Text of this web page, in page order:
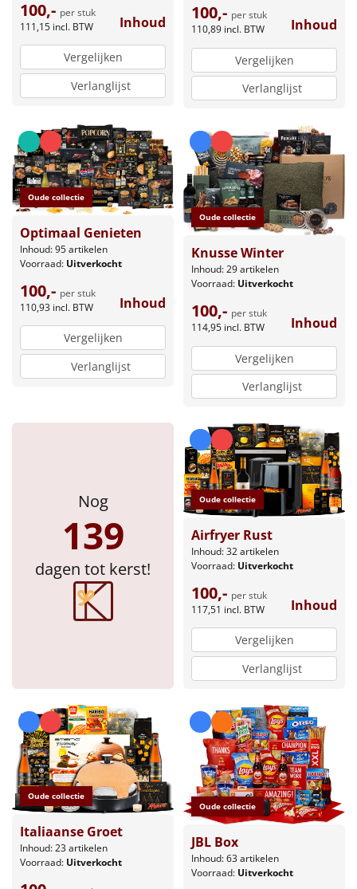
100,- per stuk
111,15 incl. BTW Inhoud
Vergelijken
Verlanglijst
100,- per stuk
110,89 incl. BTW Inhoud
Vergelijken
Verlanglijst
Oude collectie
Optimaal Genieten
Inhoud: 95 artikelen
Voorraad: Uitverkocht
100,- per stuk
110,93 incl. BTW Inhoud
Vergelijken
Verlanglijst
Oude collectie
Knusse Winter
Inhoud: 29 artikelen
Voorraad: Uitverkocht
100,- per stuk
114,95 incl. BTW Inhoud
Vergelijken
Verlanglijst
Nog
139
dagen tot kerst!
Oude collectie
Airfryer Rust
Inhoud: 32 artikelen
Voorraad: Uitverkocht
100,- per stuk
117,51 incl. BTW Inhoud
Vergelijken
Verlanglijst
Oude collectie
Italiaanse Groet
Inhoud: 23 artikelen
Voorraad: Uitverkocht
Oude collectie
JBL Box
Inhoud: 63 artikelen
Voorraad: Uitverkocht